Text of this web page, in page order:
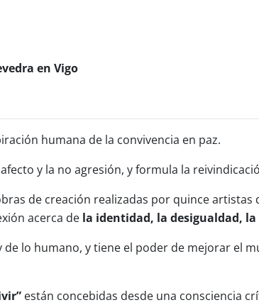
en Vigo
humana de la convivencia en paz.
y la no agresión, y formula la
de creación realizadas por quince artistas
acerca de la identidad, la desigualdad,
lo humano, y tiene el poder de mejorar el
están concebidas desde una consciencia